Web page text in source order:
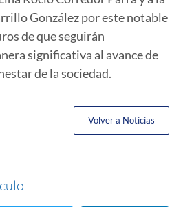
González por este notable
de que seguirán
significativa al avance de
de la sociedad.
Volver a Noticias